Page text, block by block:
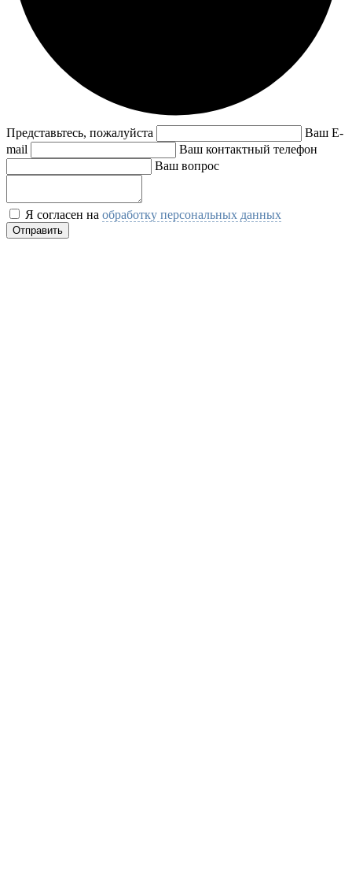
Представьтесь, пожалуйста
Ваш E-
mail
Ваш контактный телефон
Ваш вопрос
Я согласен на обработку персональных данных
Отправить